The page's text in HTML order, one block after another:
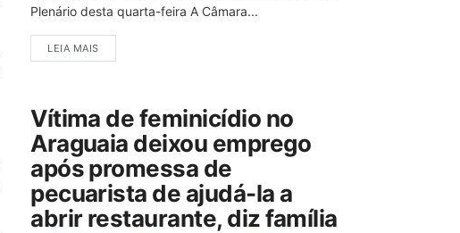
Plenário desta quarta-feira A Câmara...
LEIA MAIS
Vítima de feminicídio no
Araguaia deixou emprego
após promessa de
pecuarista de ajudá-la a
abrir restaurante, diz família